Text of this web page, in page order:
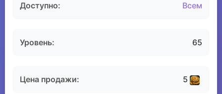
Доступно: Всем
Уровень: 65
Цена продажи: 5